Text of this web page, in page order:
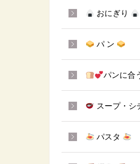
おにぎり
パ ン
パンに合
スープ・シ
パスタ